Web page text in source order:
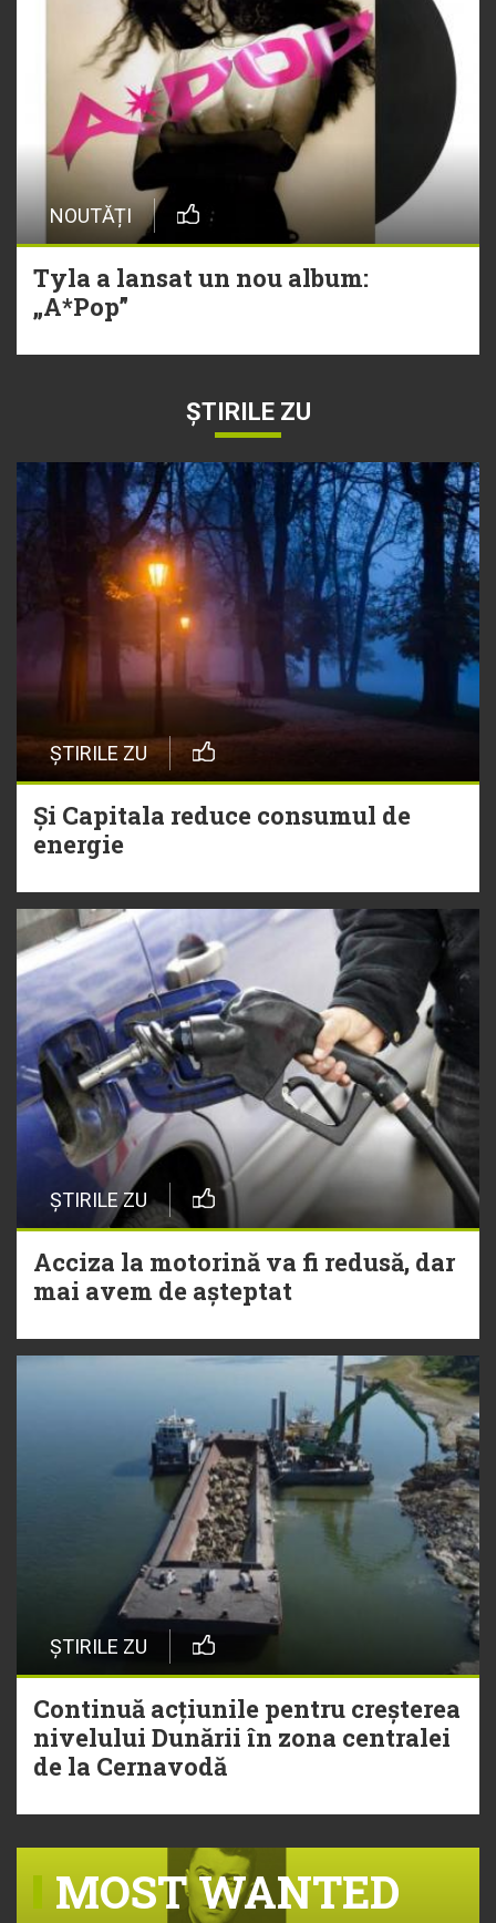
NOUTĂȚI
Tyla a lansat un nou album:
„A*Pop”
ȘTIRILE ZU
ȘTIRILE ZU
Și Capitala reduce consumul de
energie
ȘTIRILE ZU
Acciza la motorină va fi redusă, dar
mai avem de așteptat
ȘTIRILE ZU
Continuă acțiunile pentru creșterea
nivelului Dunării în zona centralei
de la Cernavodă
MOST WANTED